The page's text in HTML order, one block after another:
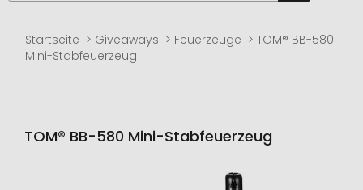
Startseite Giveaways Feuerzeuge
TOM® BB-580
Mini-Stabfeuerzeug
TOM® BB-580 Mini-Stabfeuerzeug